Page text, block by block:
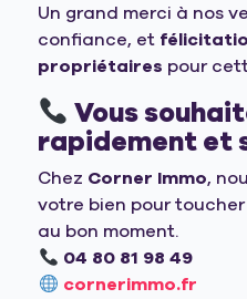
Un grand merci à nos
confiance, et
propriétaires pour
Vous
rapidement et
Chez Corner Immo,
votre bien pour
au bon moment.
04 80 81 98 49
cornerimmo.fr